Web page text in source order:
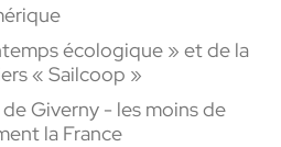
écologique » et de la
« Sailcoop »
Giverny - les moins de
la France